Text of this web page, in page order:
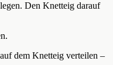
Den Knetteig darauf
dem Knetteig verteilen –